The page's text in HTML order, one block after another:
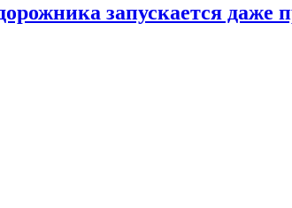
запускается даже